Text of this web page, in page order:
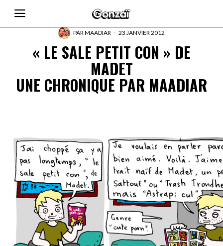
PARMAADIAR 23 JANVIER 2012
« LE SALE PETIT CON » DE
MADET
UNE CHRONIQUE PAR MAADIAR